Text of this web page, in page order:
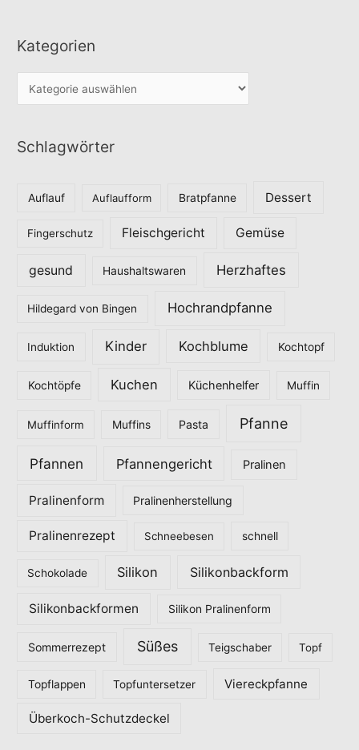
Kategorien
a
e
Schlagwörter
Auflauf Auflaufform Bratpfanne Dessert
Fingerschutz Fleischgericht Gemüse
gesund Haushaltswaren Herzhaftes
Hildegard von Bingen Hochrandpfanne
Induktion Kinder Kochblume Kochtopf
Kochtöpfe Kuchen Küchenhelfer Muffin
Muffinform Muffins Pasta Pfanne
Pfannen Pfannengericht Pralinen
Pralinenform Pralinenherstellung
Pralinenrezept Schneebesen schnell
Schokolade Silikon Silikonbackform
Silikonbackformen Silikon Pralinenform
Sommerrezept Süßes Teigschaber Topf
Topflappen Topfuntersetzer Viereckpfanne
Überkoch-Schutzdeckel